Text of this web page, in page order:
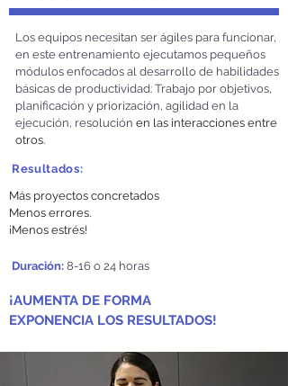
Los equipos necesitan ser ágiles para funcionar,
en este entrenamiento ejecutamos pequeños
módulos enfocados al desarrollo de habilidades
básicas de productividad: Trabajo por objetivos,
planificación y priorización, agilidad en la
ejecución, resolución en las interacciones entre
otros.
Resultados:
Más proyectos concretados
Menos errores.
¡Menos estrés!
Duración: 8-16 o 24 horas
¡AUMENTA DE FORMA
EXPONENCIA LOS RESULTADOS!